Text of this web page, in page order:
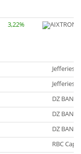
3,22%
Jefferies
Jefferies
DZ BANK
DZ BANK
DZ BANK
RBC